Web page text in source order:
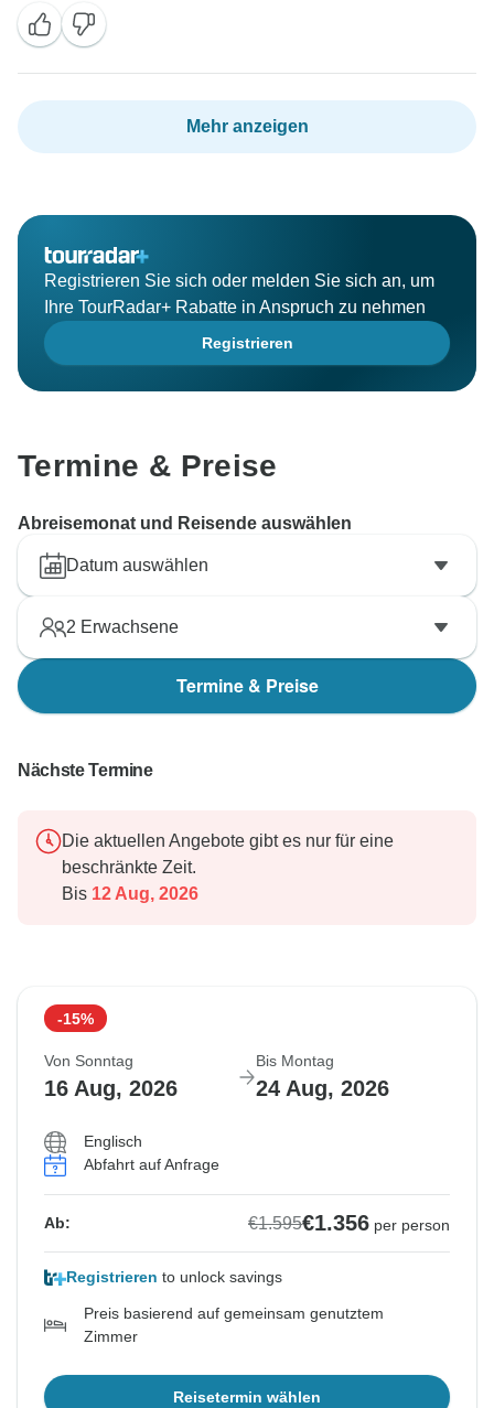
Mehr anzeigen
Registrieren Sie sich oder melden Sie sich an, um
Ihre TourRadar+ Rabatte in Anspruch zu nehmen
Registrieren
Termine & Preise
Abreisemonat und Reisende auswählen
Datum auswählen
2 Erwachsene
Termine & Preise
Nächste Termine
Die aktuellen Angebote gibt es nur für eine
beschränkte Zeit.
Bis 12 Aug, 2026
-15%
Von Sonntag
16 Aug, 2026
Bis Montag
24 Aug, 2026
Englisch
Abfahrt auf Anfrage
Ab: €1.595€1.356 per person
Registrieren to unlock savings
Preis basierend auf gemeinsam genutztem
Zimmer
Reisetermin wählen